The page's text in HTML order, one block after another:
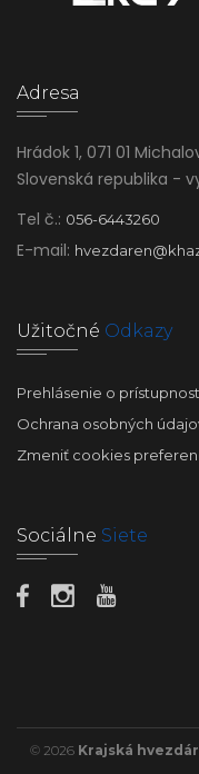
Adresa
Hrádok 1, 071 01
Slovenská republika -
Tel č.: 056-6443260
E-mail:
Užitočné Odkazy
Prehlásenie o
Ochrana osobných
Zmeniť cookies
Sociálne Siete
© 2026 Krajská